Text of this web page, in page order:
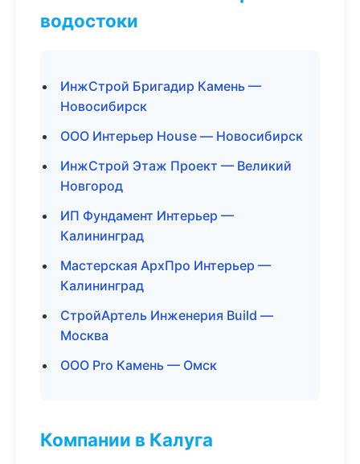
водостоки
ИнжСтрой Бригадир Камень —
Новосибирск
ООО Интерьер House — Новосибирск
ИнжСтрой Этаж Проект — Великий
Новгород
ИП Фундамент Интерьер —
Калининград
Мастерская АрхПро Интерьер —
Калининград
СтройАртель Инженерия Build —
Москва
ООО Pro Камень — Омск
Компании в Калуга